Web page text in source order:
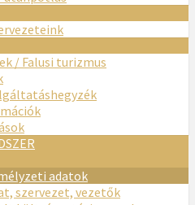
/ Falusi turizmus
adatok
szervezet, vezetők